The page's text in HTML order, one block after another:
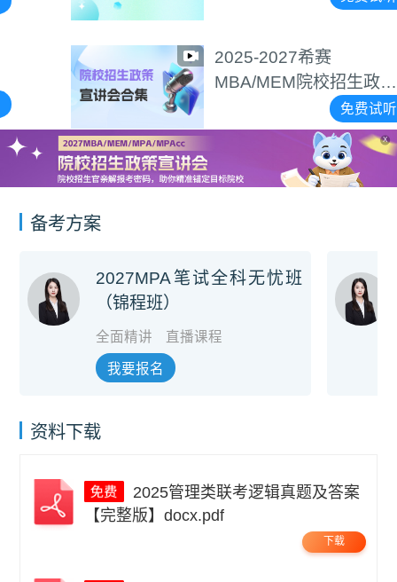
2025-2027希赛
MBA/MEM院校招生政策
宣讲会合集
免费试听
X
备考方案
2027MPA笔试全科无忧班
（锦程班）
全面精讲 直播课程
我要报名
资料下载
【完整版】docx.pdf
下载